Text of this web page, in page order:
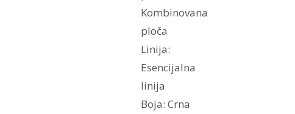
Kombinovana
ploča
Linija:
Esencijalna
linija
Boja: Crna